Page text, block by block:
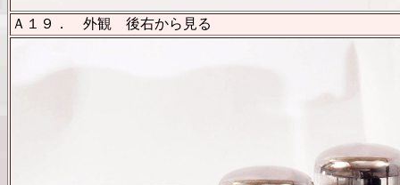
Ａ１９． 外観 後右から見る